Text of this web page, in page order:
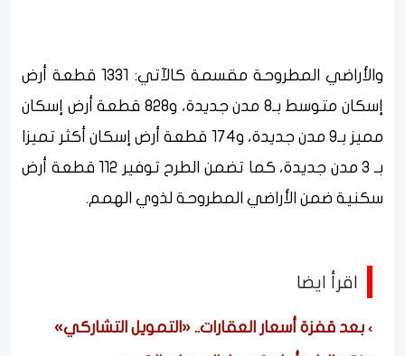
والأراضي المطروحة مقسمة كالآتي: 1331 قطعة أرض
إسكان متوسط بـ8 مدن جديدة، و828 قطعة أرض إسكان
مميز بـ9 مدن جديدة، و174 قطعة أرض إسكان أكثر تميزا
بـ 3 مدن جديدة، كما تضمن الطرح توفير 112 قطعة أرض
سكنية ضمن الأراضي المطروحة لذوي الهمم.
اقرأ ايضا
بعد قفزة أسعار العقارات.. «التمويل التشاركي»